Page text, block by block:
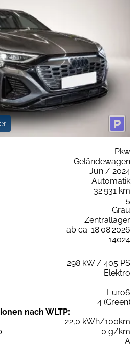
Pkw
Geländewagen
Jun / 2024
Automatik
32.931 km
5
Grau
Zentrallager
ab ca. 18.08.2026
14024
298 kW / 405 PS
Elektro
Euro6
4 (Green)
nach WLTP:
22,0 kWh/100km
0 g/km
A